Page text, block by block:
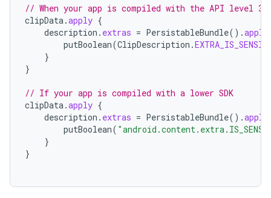
// When your app is compiled with the API level 33
clipData .apply {
description . extras = PersistableBundle().apply
putBoolean(ClipDescription .
}
}
// If your app is compiled with a lower SDK
clipData .apply {
description . extras = PersistableBundle().apply
putBoolean(
}
}